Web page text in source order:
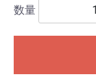
数量